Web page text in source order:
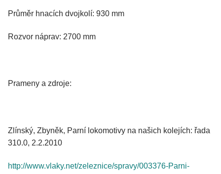
Průměr hnacích dvojkolí: 930 mm
Rozvor náprav: 2700 mm
Prameny a zdroje:
Zlínský, Zbyněk, Parní lokomotivy na našich kolejích: řada
310.0, 2.2.2010
http://www.vlaky.net/zeleznice/spravy/003376-Parni-